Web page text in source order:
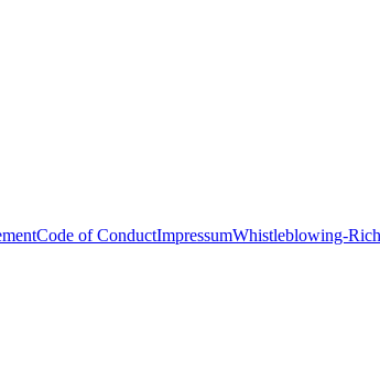
Code of ConductImpressumWhistleblowing-